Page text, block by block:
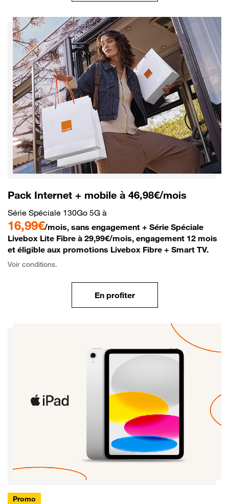
Pack Internet + mobile à 46,98€/mois
Série Spéciale 130Go 5G à
16,99€/mois, sans engagement + Série Spéciale
Livebox Lite Fibre à 29,99€/mois, engagement 12 mois
et éligible aux promotions Livebox Fibre + Smart TV.
Voir conditions.
En profiter
Promo